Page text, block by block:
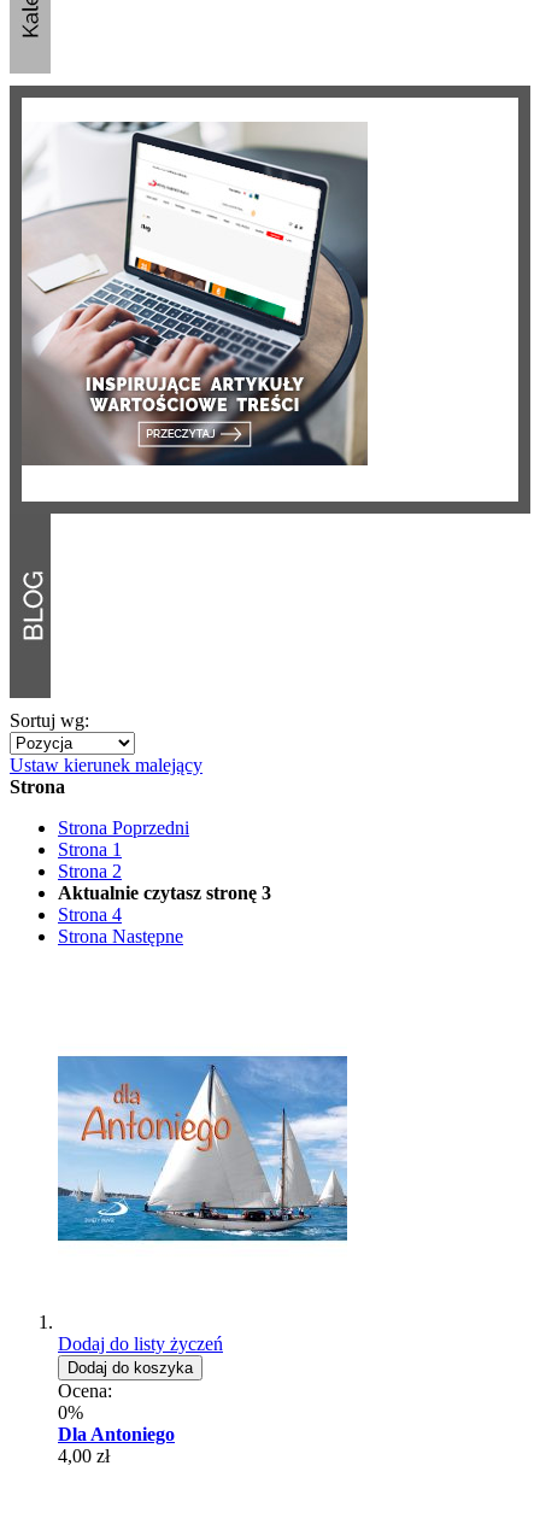
Sortuj wg:
Ustaw kierunek malejący
Strona
Strona Poprzedni
Strona 1
Strona 2
Aktualnie czytasz stronę 3
Strona 4
Strona Następne
Dodaj do listy życzeń
Dodaj do koszyka
Ocena:
0%
Dla Antoniego
4,00 zł